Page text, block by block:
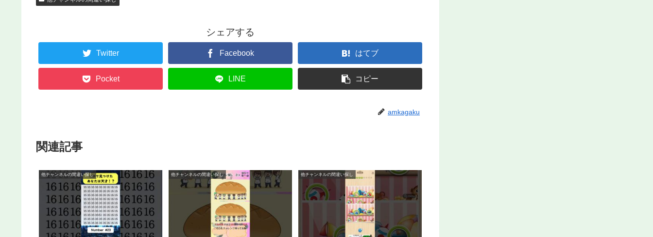
シェアする
Twitter Facebook はてブ
Pocket LINE コピー
amkagaku
関連記事
他チャンネルの間違い探し 他チャンネルの間違い探し 他チャンネルの間違い探し